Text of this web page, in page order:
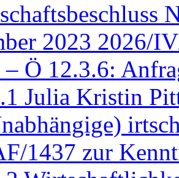
2023 2026/
– Ö 12.3.6:
Julia Kristin
1437 zur